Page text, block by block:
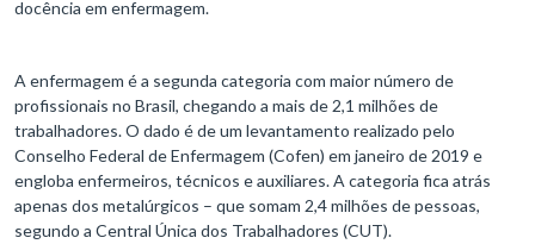
docência em enfermagem.
A enfermagem é a segunda categoria com maior número de
profissionais no Brasil, chegando a mais de 2,1 milhões de
trabalhadores. O dado é de um levantamento realizado pelo
Conselho Federal de Enfermagem (Cofen) em janeiro de 2019 e
engloba enfermeiros, técnicos e auxiliares. A categoria fica atrás
apenas dos metalúrgicos – que somam 2,4 milhões de pessoas,
segundo a Central Única dos Trabalhadores (CUT).